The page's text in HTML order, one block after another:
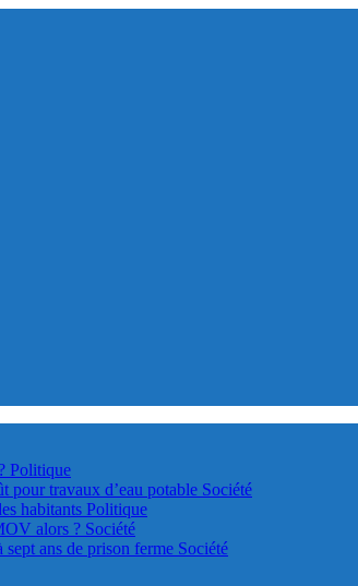
Politique
pour travaux d’eau potable Société
habitants Politique
alors ? Société
ans de prison ferme Société